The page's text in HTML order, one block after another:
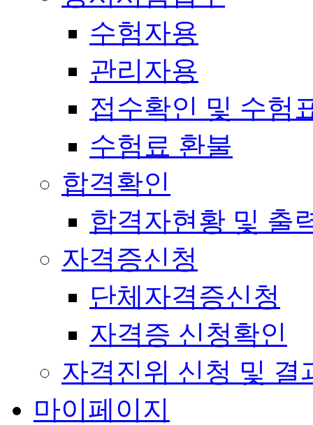
수험자용
관리자용
접수확인 및 수험
수험료 환불
합격확인
합격자현황 및 출
자격증신청
단체자격증신청
자격증 신청확인
자격진위 신청 및 결
마이페이지